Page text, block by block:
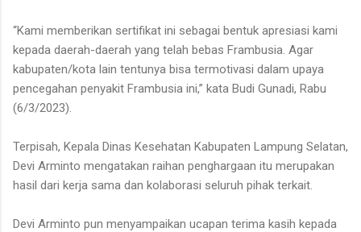
“Kami memberikan sertifikat ini sebagai bentuk apresiasi kami
kepada daerah-daerah yang telah bebas Frambusia. Agar
kabupaten/kota lain tentunya bisa termotivasi dalam upaya
pencegahan penyakit Frambusia ini,” kata Budi Gunadi, Rabu
(6/3/2023).
Terpisah, Kepala Dinas Kesehatan Kabupaten Lampung Selatan,
Devi Arminto mengatakan raihan penghargaan itu merupakan
hasil dari kerja sama dan kolaborasi seluruh pihak terkait.
Devi Arminto pun menyampaikan ucapan terima kasih kepada